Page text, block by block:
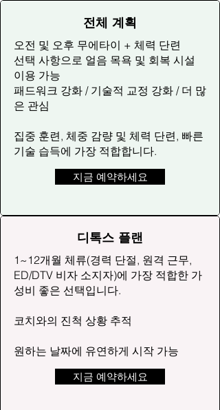
전체 계획
오전 및 오후 무에타이 + 체력 단련
선택 사항으로 얼음 목욕 및 회복 시설
이용 가능
패드워크 강화 / 기술적 교정 강화 / 더 많
은 관심
집중 훈련, 체중 감량 및 체력 단련, 빠른
기술 습득에 가장 적합합니다.
지금 예약하세요
디톡스 플랜
1~12개월 체류(경력 단절, 원격 근무,
ED/DTV 비자 소지자)에 가장 적합한 가
성비 좋은 선택입니다.
코치와의 진척 상황 추적
원하는 날짜에 유연하게 시작 가능
지금 예약하세요